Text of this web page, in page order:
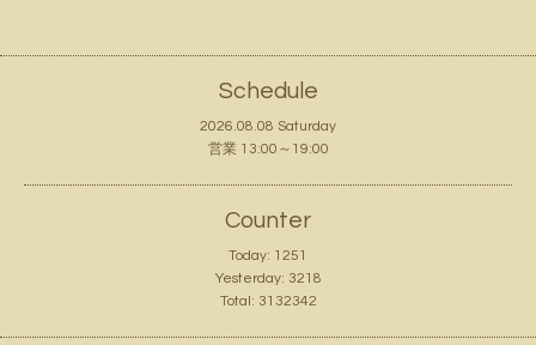
Schedule
2026.08.08 Saturday
営業 13:00～19:00
Counter
Today: 1251
Yesterday: 3218
Total: 3132342